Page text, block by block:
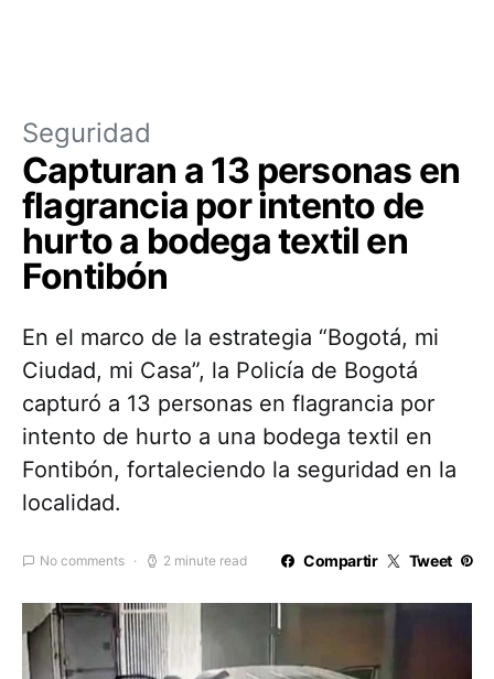
Seguridad
Capturan a 13 personas en
flagrancia por intento de
hurto a bodega textil en
Fontibón
En el marco de la estrategia “Bogotá, mi
Ciudad, mi Casa”, la Policía de Bogotá
capturó a 13 personas en flagrancia por
intento de hurto a una bodega textil en
Fontibón, fortaleciendo la seguridad en la
localidad.
No comments 2 minute read Compartir Tweet